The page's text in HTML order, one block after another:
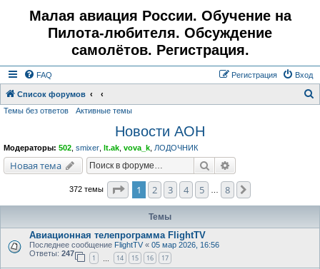
Малая авиация России. Обучение на
Пилота-любителя. Обсуждение
самолётов. Регистрация.
FAQ Вход
Регистрация
Список форумов
Темы без ответов Активные темы
Новости АОН
Модераторы: 502 smixer lt.ak vova_k ЛОДОЧНИК
Новая тема Поиск
372 темы Страница1 из
1 2 3 4 5 8
Темы
Авиационная телепрограмма FlightTV
Последнее сообщение FlightTV « 05 мар 2026, 16:56
Ответы: 247
1 14 15 16 17